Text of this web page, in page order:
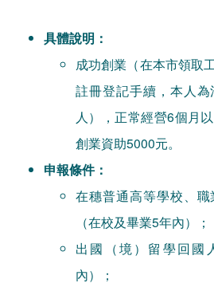
具體說明：
成功創業（在本市領取
註冊登記手續，本人
人），正常經營6個月
創業資助5000元。
申報條件：
在穗普通高等學校、
（在校及畢業5年內）；
出國（境）留學回國
內）；